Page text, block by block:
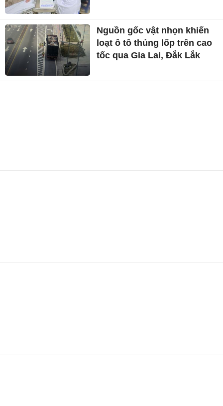
Nguồn gốc vật nhọn khiến
loạt ô tô thủng lốp trên cao
tốc qua Gia Lai, Đắk Lắk